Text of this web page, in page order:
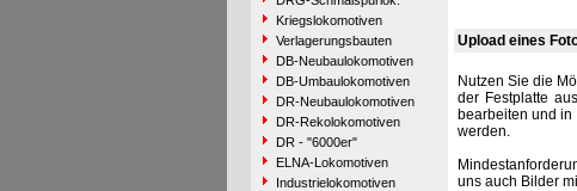
Kriegslokomotiven
Verlagerungsbauten
DB-Neubaulokomotiven
DB-Umbaulokomotiven
DR-Neubaulokomotiven
DR-Rekolokomotiven
DR - "6000er"
ELNA-Lokomotiven
Industrielokomotiven
Upload eines
Nutzen Sie die
der Festplatte
bearbeiten und
werden.
uns auch Bilder